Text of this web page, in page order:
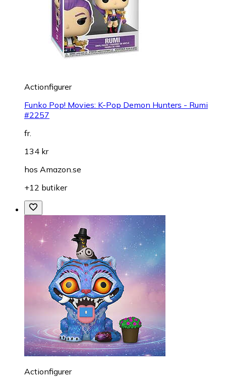
Actionfigurer
Funko Pop! Movies: K-Pop Demon Hunters - Rumi
#2257
fr.
134 kr
hos Amazon.se
+12 butiker
Actionfigurer